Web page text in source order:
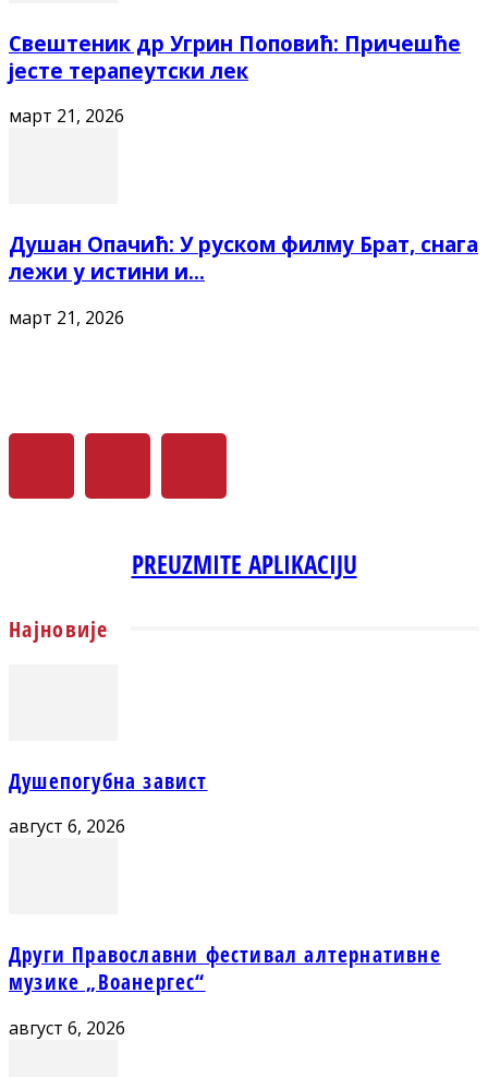
Свештеник др Угрин Поповић: Причешће
јесте терапеутски лек
март 21, 2026
Душан Опачић: У руском филму Брат, снага
лежи у истини и...
март 21, 2026
PREUZMITE APLIKACIJU
Најновије
Душепогубна завист
август 6, 2026
Други Православни фестивал алтернативне
музике „Воанергес“
август 6, 2026